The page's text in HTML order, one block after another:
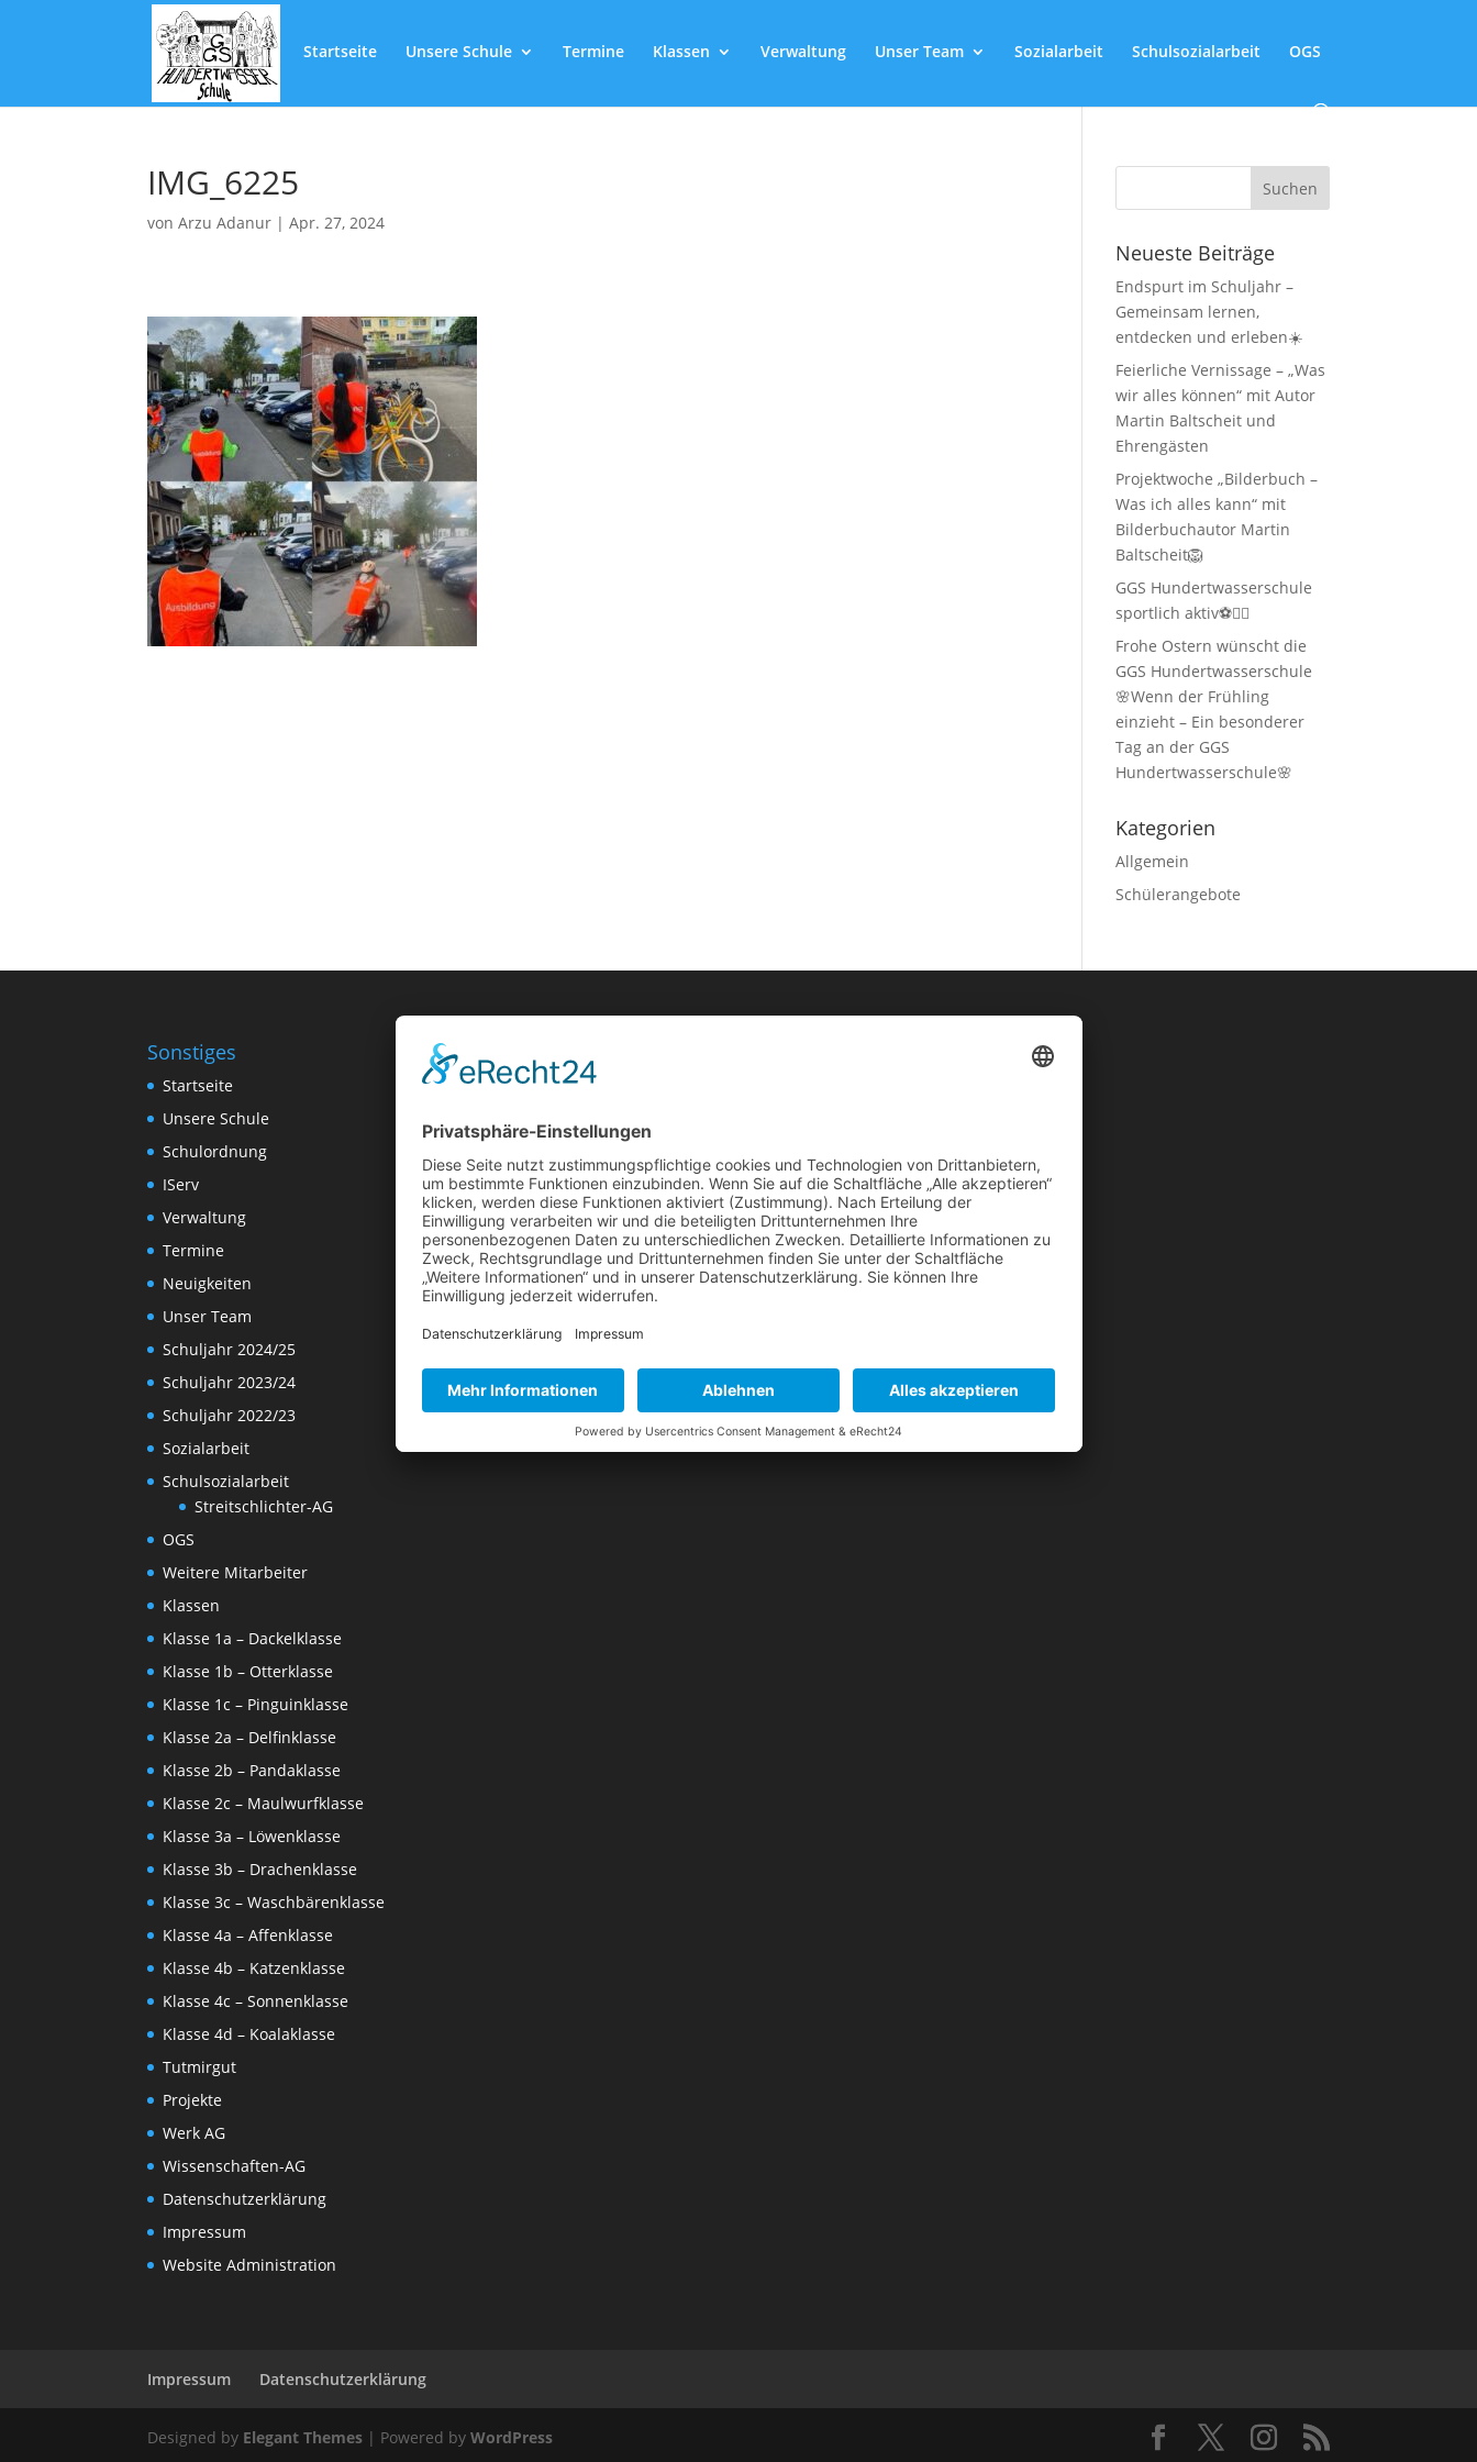
Startseite Unsere Schule Termine Klassen Verwaltung Unser Team Sozialarbeit Schulsozialarbeit OGS
IMG_6225
vonArzu Adanur |Apr. 27, 2024
Neueste Beiträge
Endspurt im Schuljahr –
Gemeinsam lernen,
entdecken und erleben☀️
Feierliche Vernissage – „Was
wir alles können“ mit Autor
Martin Baltscheit und
Ehrengästen
Projektwoche „Bilderbuch –
Was ich alles kann“ mit
Bilderbuchautor Martin
Baltscheit🦁
GGS Hundertwasserschule
sportlich aktiv⚽🏃‍♂️
Frohe Ostern wünscht die
GGS Hundertwasserschule
🌸Wenn der Frühling
einzieht – Ein besonderer
Tag an der GGS
Hundertwasserschule🌸
Kategorien
Allgemein
Schülerangebote
Sonstiges
Startseite
Unsere Schule
Schulordnung
IServ
Verwaltung
Termine
Neuigkeiten
Unser Team
Schuljahr 2024/25
Schuljahr 2023/24
Schuljahr 2022/23
Sozialarbeit
Schulsozialarbeit
Streitschlichter-AG
OGS
Weitere Mitarbeiter
Klassen
Klasse 1a – Dackelklasse
Klasse 1b – Otterklasse
Klasse 1c – Pinguinklasse
Klasse 2a – Delfinklasse
Klasse 2b – Pandaklasse
Klasse 2c – Maulwurfklasse
Klasse 3a – Löwenklasse
Klasse 3b – Drachenklasse
Klasse 3c – Waschbärenklasse
Klasse 4a – Affenklasse
Klasse 4b – Katzenklasse
Klasse 4c – Sonnenklasse
Klasse 4d – Koalaklasse
Tutmirgut
Projekte
Werk AG
Wissenschaften-AG
Datenschutzerklärung
Impressum
Website Administration
Impressum Datenschutzerklärung
Designed by Elegant Themes | Powered byWordPress